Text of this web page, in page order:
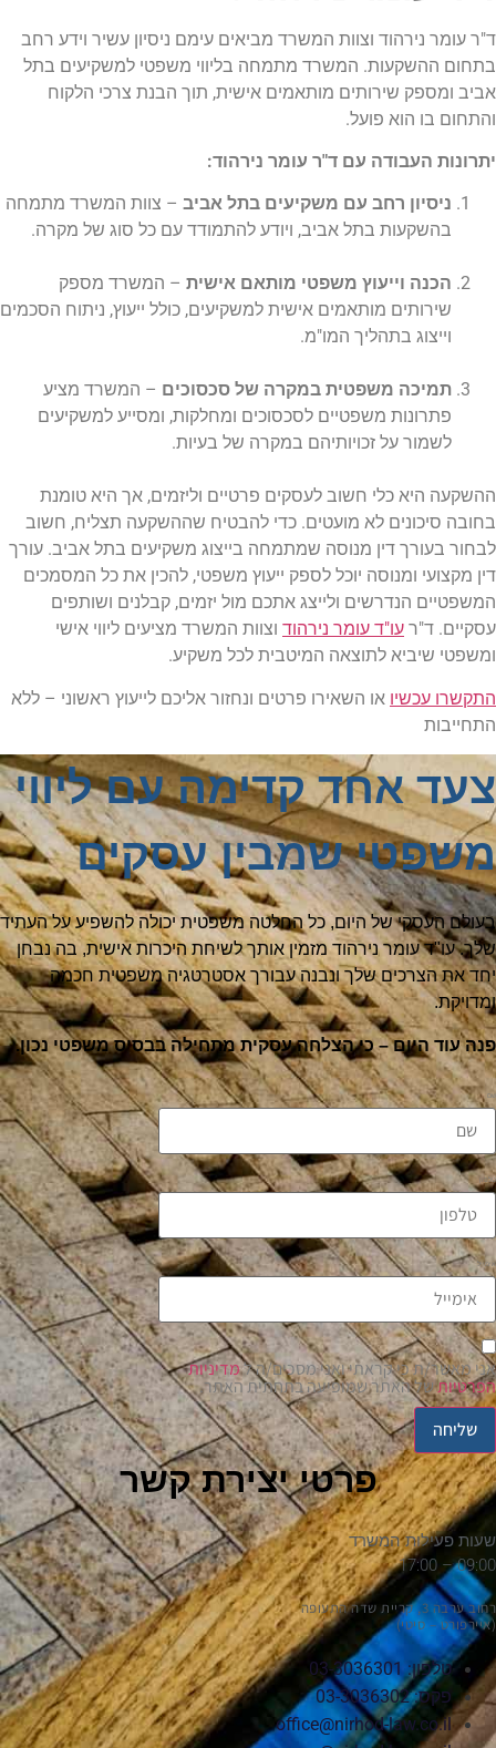
ד"ר עומר נירהוד וצוות המשרד מביאים עימם ניסיון עשיר וידע רחב
בתחום ההשקעות. המשרד מתמחה בליווי משפטי למשקיעים בתל
אביב ומספק שירותים מותאמים אישית, תוך הבנת צרכי הלקוח
והתחום בו הוא פועל.
יתרונות העבודה עם ד"ר עומר נירהוד:
ניסיון רחב עם משקיעים בתל אביב – צוות המשרד מתמחה
בהשקעות בתל אביב, ויודע להתמודד עם כל סוג של מקרה.
הכנה וייעוץ משפטי מותאם אישית – המשרד מספק
שירותים מותאמים אישית למשקיעים, כולל ייעוץ, ניתוח הסכמים
וייצוג בתהליך המו"מ.
תמיכה משפטית במקרה של סכסוכים – המשרד מציע
פתרונות משפטיים לסכסוכים ומחלקות, ומסייע למשקיעים
לשמור על זכויותיהם במקרה של בעיות.
ההשקעה היא כלי חשוב לעסקים פרטיים וליזמים, אך היא טומנת
בחובה סיכונים לא מועטים. כדי להבטיח שההשקעה תצליח, חשוב
לבחור בעורך דין מנוסה שמתמחה בייצוג משקיעים בתל אביב. עורך
דין מקצועי ומנוסה יוכל לספק ייעוץ משפטי, להכין את כל המסמכים
המשפטיים הנדרשים ולייצג אתכם מול יזמים, קבלנים ושותפים
עסקיים. ד"ר עו"ד עומר נירהוד וצוות המשרד מציעים ליווי אישי
ומשפטי שיביא לתוצאה המיטבית לכל משקיע.
התקשרו עכשיו או השאירו פרטים ונחזור אליכם לייעוץ ראשוני – ללא
התחייבות
צעד אחד קדימה עם ליווי
משפטי שמבין עסקים
בעולם העסקי של היום, כל החלטה משפטית יכולה להשפיע על העתיד
שלך. עו"ד עומר נירהוד מזמין אותך לשיחת היכרות אישית, בה נבחן
יחד את הצרכים שלך ונבנה עבורך אסטרטגיה משפטית חכמה
ומדויקת.
פנה עוד היום – כי הצלחה עסקית מתחילה בבסיס משפטי נכון.
שם
טלפון
אימייל
אני מאשר/ת כי קראתי ואני מסכים/ה למדיניות
הפרטיותשל האתר שמופיעה בתחתית האתר.
שליחה
פרטי יצירת קשר
שעות פעילות המשרד
09:00 – 17:00
רחוב ערבה 3, קריית שדה התעופה
(איירפורט – סיטי)
טלפון: 03-3036301
פקס: 03-3036302
office@nirhod-law.co.il